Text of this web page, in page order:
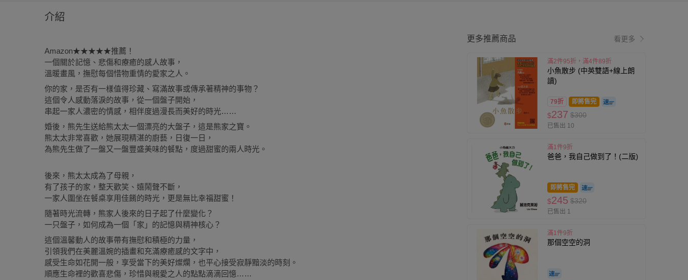
介紹
Amazon★★★★★推薦！
一個關於記憶、悲傷和療癒的感人故事，
溫暖畫風，撫慰每個惜物重情的愛家之人。
你的家，是否有一樣值得珍藏、寫滿故事或傳承著精神的事物？
這個令人感動落淚的故事，從一個盤子開始，
串起一家人濃密的情感，相伴度過漫長而美好的時光……
婚後，熊先生送給熊太太一個漂亮的大盤子，這是熊家之寶。
熊太太非常喜歡，她展現精湛的廚藝，日復一日，
為熊先生做了一盤又一盤豐盛美味的餐點，度過甜蜜的兩人時光。
後來，熊太太成為了母親，
有了孩子的家，整天歡笑、嬉鬧聲不斷，
一家人圍坐在餐桌享用佳餚的時光，更是無比幸福甜蜜！
隨著時光流轉，熊家人後來的日子起了什麼變化？
一只盤子，如何成為一個「家」的記憶與精神核心？
這個溫馨動人的故事帶有撫慰和積極的力量，
引領我們在美麗溫婉的插畫和充滿療癒感的文字中，
感受生命如花開一般，享受當下的美好燦爛，也平心接受寂靜黯淡的時刻。
順應生命裡的歡喜悲傷，珍惜與親愛之人的點點滴滴回憶……
更多推薦商品 看更多
滿2件95折，滿4件89折
小魚散步 (中英雙語+線上朗
讀)
79折 即將售完
$237 $300
已售出 10
滿1件9折
爸爸，我自己做到了！(二版)
即將售完
$245 $320
已售出 1
滿1件9折
那個空空的洞